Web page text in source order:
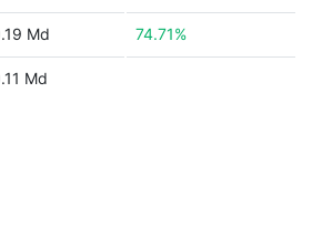
Md 74.71%
Md